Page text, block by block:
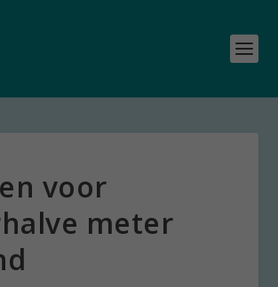
voor
meter